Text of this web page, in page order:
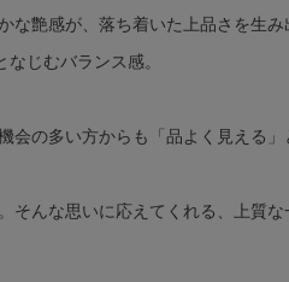
艶感が、落ち着いた上品さを生み
じむバランス感。
の多い方からも「品よく見える」
んな思いに応えてくれる、上質な